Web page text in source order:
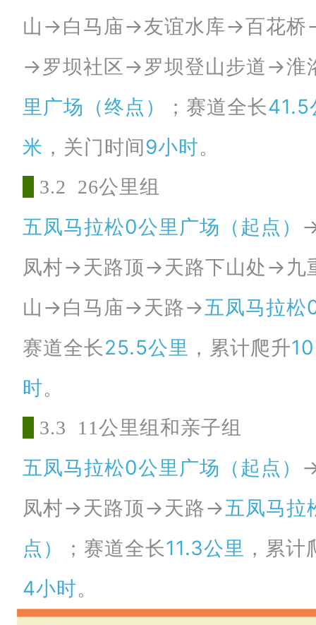
山 →白马庙→友谊水库→百花
→罗坝社区→罗坝登山步道→淮
里广场（终点）
；赛道全长41.5
米 ，关门时间9小时。
3.2 26公里组
五凤马拉松0公里广场（起点）
凤村→天路顶→天路下山处→
山→白马庙→天路→五凤马拉松
赛道全长25.5公里 ，累计爬升
时。
3.3 11公里组和亲子组
五凤马拉松0公里广场（起点）
凤村→天路顶→天路→五凤马拉
点）
；赛道全长11.3公里 ，累计
4小时。